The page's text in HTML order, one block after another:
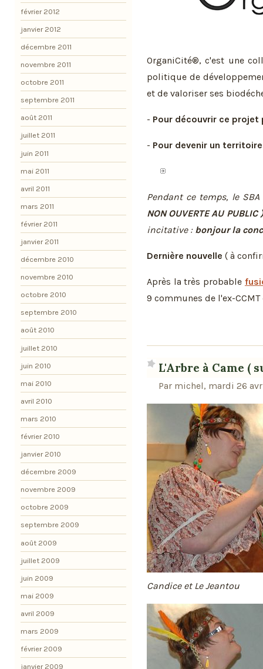
OrganiCité®, c'est une
politique de
et de valoriser ses
- Pour découvrir ce projet
- Pour devenir un
Pendant ce temps, le
NON OUVERTE AU PUBLIC )
incitative : bonjour la
Dernière nouvelle ( à
Après la très probable
9 communes de l'ex-
L'Arbre à Came (
Par michel, mardi 26
Candice et Le Jeantou
février 2012
janvier 2012
décembre 2011
novembre 2011
octobre 2011
septembre 2011
août 2011
juillet 2011
juin 2011
mai 2011
avril 2011
mars 2011
février 2011
janvier 2011
décembre 2010
novembre 2010
octobre 2010
septembre 2010
août 2010
juillet 2010
juin 2010
mai 2010
avril 2010
mars 2010
février 2010
janvier 2010
décembre 2009
novembre 2009
octobre 2009
septembre 2009
août 2009
juillet 2009
juin 2009
mai 2009
avril 2009
mars 2009
février 2009
janvier 2009